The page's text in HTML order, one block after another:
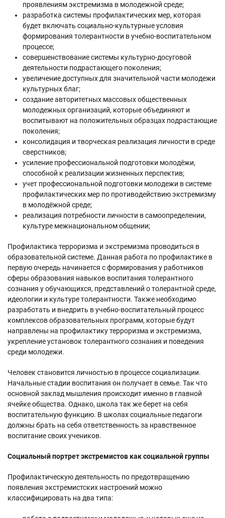
проявлениям экстремизма в молодежной среде;
разработка системы профилактических мер, которая
будет включать социально-культурные условия
формирования толерантности в учебно-воспитательном
процессе;
совершенствование системы культурно-досуговой
деятельности подрастающего поколения;
увеличение доступных для значительной части молодежи
культурных благ;
создание авторитетных массовых общественных
молодежных организаций, которые объединяют и
воспитывают на положительных образцах подрастающие
поколения;
консолидация и творческая реализация личности в среде
сверстников;
усиление профессиональной подготовки молодёжи,
способной к реализации жизненных перспектив;
учет профессиональной подготовки молодежи в системе
профилактических мер по противодействию экстремизму
в молодёжной среде;
реализация потребности личности в самоопределении,
культуре межнациональном общении;
Профилактика терроризма и экстремизма проводиться в
образовательной системе. Данная работа по профилактике в
первую очередь начинается с формирования у работников
сферы образования навыков воспитания толерантного
сознания у обучающихся, представлений о толерантной среде,
идеологии и культуре толерантности. Также необходимо
разработать и внедрить в учебно-воспитательный процесс
комплексов образовательных программ, которые будут
направлены на профилактику терроризма и экстремизма,
укрепление установок толерантного сознания и поведения
среди молодежи.
Человек становится личностью в процессе социализации.
Начальные стадии воспитания он получает в семье. Так что
основной заклад мышления происходит именно в главной
ячейке общества. Однако, школа так же берет на себя
воспитательную функцию. В школах социальные педагоги
должны брать на себя ответственность за нравственное
воспитание своих учеников.
Социальный портрет экстремистов как социальной группы
Профилактическую деятельность по предотвращению
появления экстремистских настроений можно
классифицировать на два типа: